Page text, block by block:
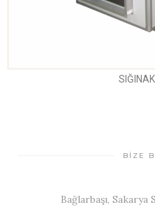
BİZE
Bağlarbaşı, Sakarya